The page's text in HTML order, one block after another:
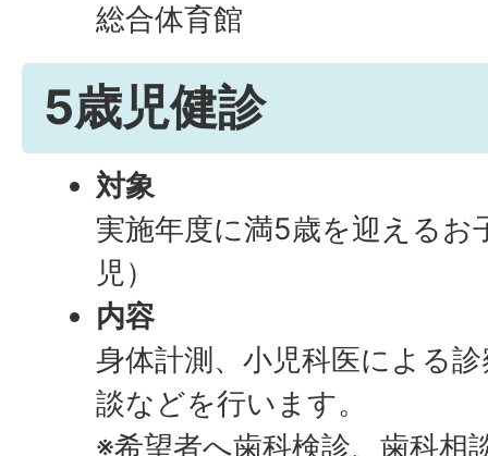
総合体育館
5歳児健診
対象
実施年度に満5歳を迎えるお
児）
内容
身体計測、小児科医による
談などを行います。
※希望者へ歯科検診、歯科相